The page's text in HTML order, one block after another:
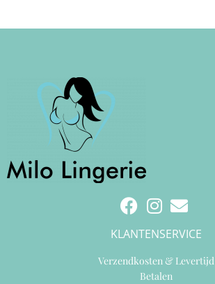
KLANTENSERVICE
Verzendkosten & Levertijd
Betalen